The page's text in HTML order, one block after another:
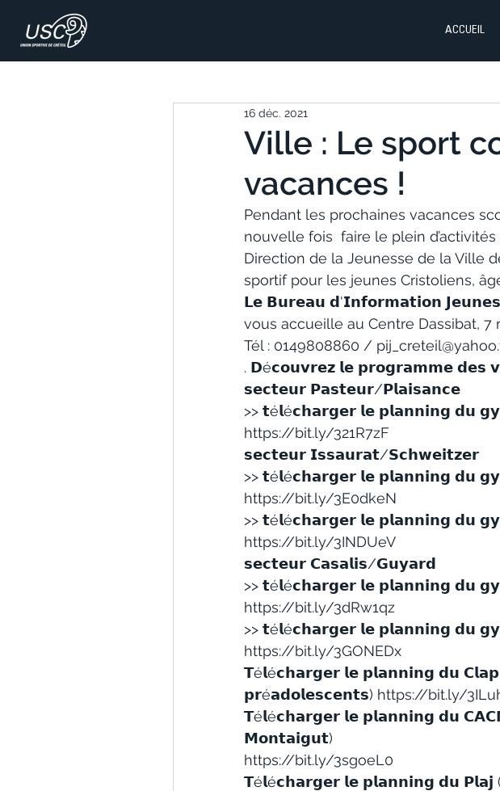
ACCUEIL
Ville : Le sport
vacances !
16 déc. 2021
Pendant les prochaines vacances
nouvelle fois  faire le plein
Direction de la Jeunesse de la Ville
sportif pour les jeunes Cristoliens,
𝗟𝗲 𝗕𝘂𝗿𝗲𝗮𝘂 𝗱'𝗜𝗻𝗳𝗼𝗿𝗺𝗮𝘁𝗶𝗼𝗻
vous accueille au Centre Dassibat,
Tél : 0149808860 /
. 𝗗é𝗰𝗼𝘂𝘃𝗿𝗲𝘇 𝗹𝗲 𝗽𝗿𝗼𝗴𝗿𝗮𝗺𝗺𝗲 𝗱𝗲𝘀
𝘀𝗲𝗰𝘁𝗲𝘂𝗿 𝗣𝗮𝘀𝘁𝗲𝘂𝗿/𝗣𝗹𝗮𝗶𝘀𝗮𝗻𝗰𝗲
>> 𝘁é𝗹é𝗰𝗵𝗮𝗿𝗴𝗲𝗿 𝗹𝗲 𝗽𝗹𝗮𝗻𝗻𝗶𝗻𝗴 𝗱𝘂
https://bit.ly/321R7zF
𝘀𝗲𝗰𝘁𝗲𝘂𝗿 𝗜𝘀𝘀𝗮𝘂𝗿𝗮𝘁/𝗦𝗰𝗵𝘄𝗲𝗶𝘁𝘇𝗲𝗿
>> 𝘁é𝗹é𝗰𝗵𝗮𝗿𝗴𝗲𝗿 𝗹𝗲 𝗽𝗹𝗮𝗻𝗻𝗶𝗻𝗴 𝗱𝘂
https://bit.ly/3E0dkeN
>> 𝘁é𝗹é𝗰𝗵𝗮𝗿𝗴𝗲𝗿 𝗹𝗲 𝗽𝗹𝗮𝗻𝗻𝗶𝗻𝗴 𝗱𝘂
https://bit.ly/3INDUeV
𝘀𝗲𝗰𝘁𝗲𝘂𝗿 𝗖𝗮𝘀𝗮𝗹𝗶𝘀/𝗚𝘂𝘆𝗮𝗿𝗱
>> 𝘁é𝗹é𝗰𝗵𝗮𝗿𝗴𝗲𝗿 𝗹𝗲 𝗽𝗹𝗮𝗻𝗻𝗶𝗻𝗴 𝗱𝘂
https://bit.ly/3dRw1qz
>> 𝘁é𝗹é𝗰𝗵𝗮𝗿𝗴𝗲𝗿 𝗹𝗲 𝗽𝗹𝗮𝗻𝗻𝗶𝗻𝗴 𝗱𝘂
https://bit.ly/3GONEDx
𝗧é𝗹é𝗰𝗵𝗮𝗿𝗴𝗲𝗿 𝗹𝗲 𝗽𝗹𝗮𝗻𝗻𝗶𝗻𝗴 𝗱𝘂
𝗽𝗿é𝗮𝗱𝗼𝗹𝗲𝘀𝗰𝗲𝗻𝘁𝘀) https://bit.ly/
𝗧é𝗹é𝗰𝗵𝗮𝗿𝗴𝗲𝗿 𝗹𝗲 𝗽𝗹𝗮𝗻𝗻𝗶𝗻𝗴 𝗱𝘂
𝗠𝗼𝗻𝘁𝗮𝗶𝗴𝘂𝘁)
https://bit.ly/3sgoeL0
𝗧é𝗹é𝗰𝗵𝗮𝗿𝗴𝗲𝗿 𝗹𝗲 𝗽𝗹𝗮𝗻𝗻𝗶𝗻𝗴 𝗱𝘂